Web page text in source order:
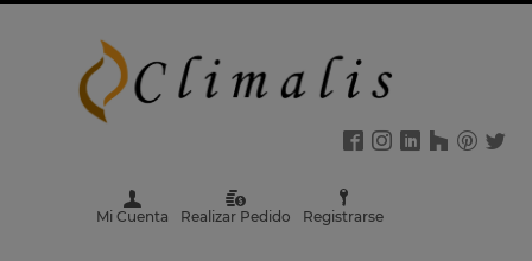
Mi Cuenta Realizar Pedido Registrarse